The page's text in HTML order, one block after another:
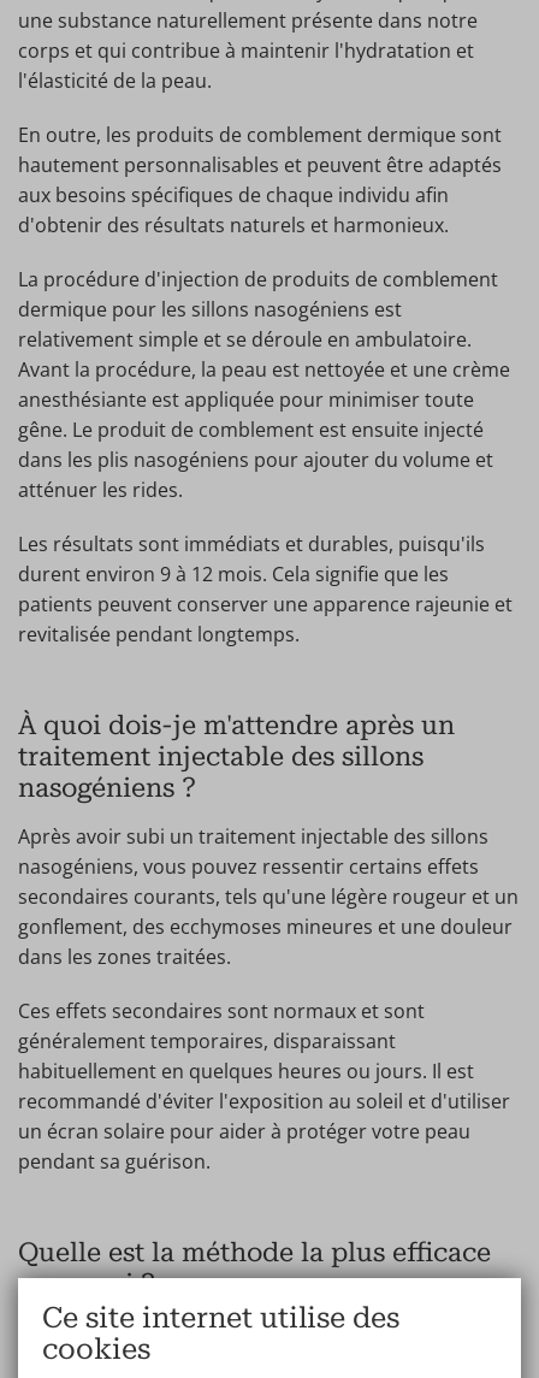
une substance naturellement présente dans notre
corps et qui contribue à maintenir l'hydratation et
l'élasticité de la peau.
En outre, les produits de comblement dermique sont
hautement personnalisables et peuvent être adaptés
aux besoins spécifiques de chaque individu afin
d'obtenir des résultats naturels et harmonieux.
La procédure d'injection de produits de comblement
dermique pour les sillons nasogéniens est
relativement simple et se déroule en ambulatoire.
Avant la procédure, la peau est nettoyée et une crème
anesthésiante est appliquée pour minimiser toute
gêne. Le produit de comblement est ensuite injecté
dans les plis nasogéniens pour ajouter du volume et
atténuer les rides.
Les résultats sont immédiats et durables, puisqu'ils
durent environ 9 à 12 mois. Cela signifie que les
patients peuvent conserver une apparence rajeunie et
revitalisée pendant longtemps.
À quoi dois-je m'attendre après un
traitement injectable des sillons
nasogéniens ?
Après avoir subi un traitement injectable des sillons
nasogéniens, vous pouvez ressentir certains effets
secondaires courants, tels qu'une légère rougeur et un
gonflement, des ecchymoses mineures et une douleur
dans les zones traitées.
Ces effets secondaires sont normaux et sont
généralement temporaires, disparaissant
habituellement en quelques heures ou jours. Il est
recommandé d'éviter l'exposition au soleil et d'utiliser
un écran solaire pour aider à protéger votre peau
pendant sa guérison.
Quelle est la méthode la plus efficace
pour moi ?
Le choix de la méthode la plus efficace pour éliminer
les plis nasogéniens dépend de différents facteurs qui
Ce site internet utilise des
cookies